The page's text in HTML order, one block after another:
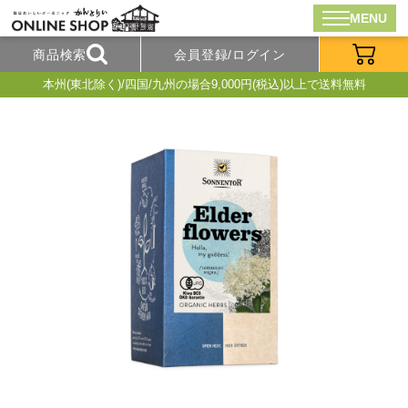
MENU
商品検索 会員登録/ログイン
本州(東北除く)/四国/九州の場合9,000円(税込)以上で送料無料